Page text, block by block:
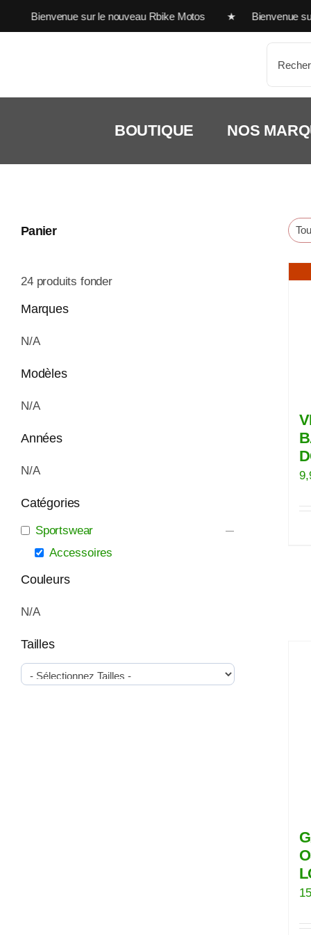
Passer
au
sur le nouveau Rbike Motos ★ Bienvenue sur
BOUTIQUE NOS
Panier
24produits fonder
Marques
N/A
Modèles
N/A
Années
N/A
Catégories
Sportswear
Accessoires
Couleurs
N/A
Tailles